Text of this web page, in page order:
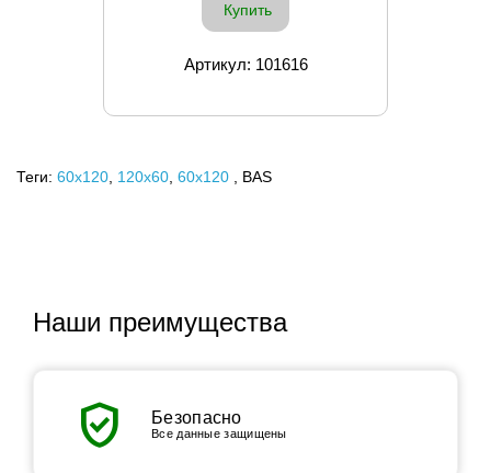
Купить
Артикул: 101616
Теги: 60x120 120х60 60х120 , BAS
Наши преимущества
verified_user Безопасно
Все данные защищены